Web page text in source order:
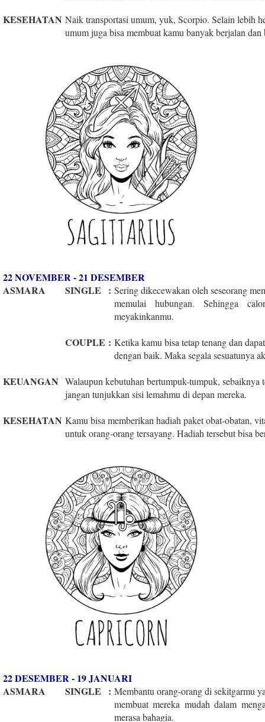
KESEHATAN Naik transportasi umum, yuk, Scorpio. Selain lebih
umum juga bisa membuat kamu banyak berjalan
22 NOVEMBER - 21 DESEMBER
ASMARA
SINGLE : Sering dikecewakan oleh seseorang
memulai hubungan. Sehingga
meyakinkanmu.
COUPLE : Ketika kamu bisa tetap tenang dan
dengan baik. Maka segala sesuatunya
KEUANGAN Walaupun kebutuhan bertumpuk-tumpuk, sebaiknya
jangan tunjukkan sisi lemahmu di depan mereka.
KESEHATAN Kamu bisa memberikan hadiah paket obat-obatan,
untuk orang-orang tersayang. Hadiah tersebut bisa
22 DESEMBER - 19 JANUARI
ASMARA
SINGLE : Membantu orang-orang di sekitgarmu
membuat mereka mudah dalam
merasa bahagia.